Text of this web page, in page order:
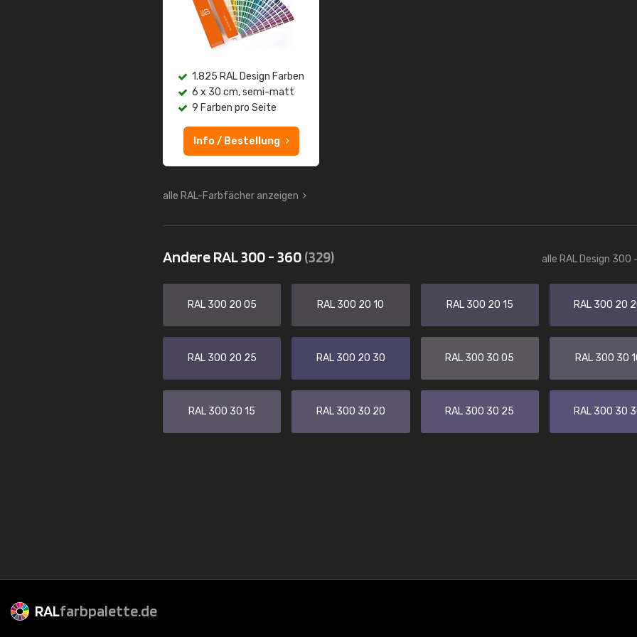
1.825 RAL Design Farben
6 x 30 cm, semi-matt
9 Farben pro Seite
Info / Bestellung
alle RAL-Farbfächer anzeigen
Andere RAL 300 - 360(329) alle RAL Design 300
RAL 300 20 05 RAL 300 20 10 RAL 300 20 15 RAL 300 20
RAL 300 20 25 RAL 300 20 30 RAL 300 30 05 RAL 300 30
RAL 300 30 15 RAL 300 30 20 RAL 300 30 25 RAL 300 30
RALfarbpalette.de